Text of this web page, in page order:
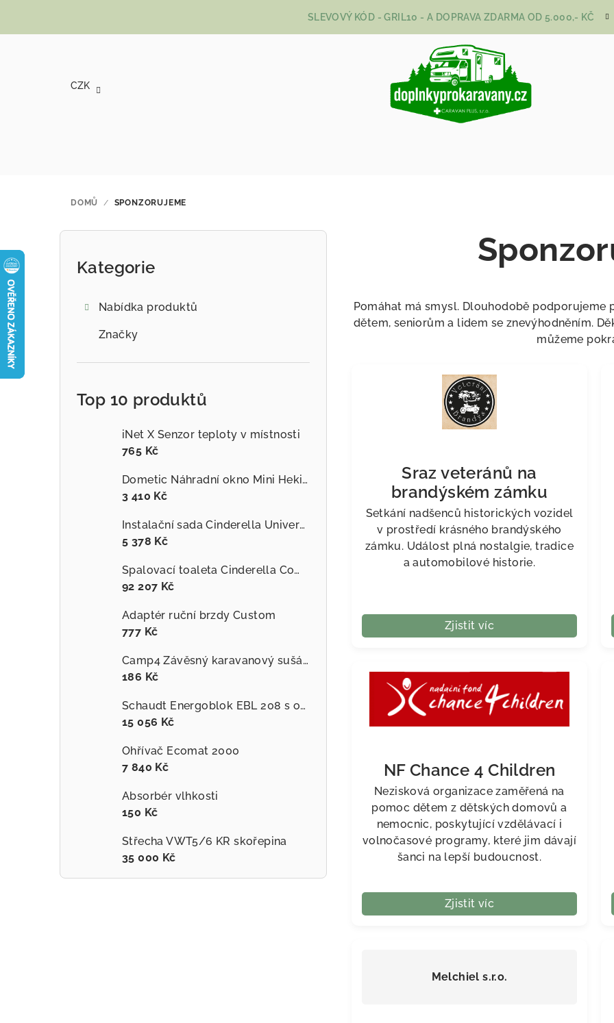
SLEVOVÝ KÓD - GRIL10 - A DOPRAVA ZDARMA OD 5.000,- KČ
CZK
DOMŮ / SPONZORUJEME
Postranní panel
Přeskočit kategorie
Kategorie
Nabídka produktů
Značky
Top 10 produktů
iNet X Senzor teploty v místnosti
765 Kč
Dometic Náhradní okno Mini Heki Style
3 410 Kč
Instalační sada Cinderella Universal
5 378 Kč
Spalovací toaleta Cinderella Comfort
92 207 Kč
Adaptér ruční brzdy Custom
777 Kč
Camp4 Závěsný karavanový sušák Gobi
186 Kč
Schaudt Energoblok EBL 208 s ovládacím panelem LT 453
15 056 Kč
Ohřívač Ecomat 2000
7 840 Kč
Absorbér vlhkosti
150 Kč
Střecha VWT5/6 KR skořepina
35 000 Kč
Pomáhat má smysl. Dlouhodobě
dětem, seniorům a lidem se znevýhodněním.
můžeme
Sraz veteránů na
brandýském zámku
Setkání nadšenců historických vozidel
v prostředí krásného brandýského
zámku. Událost plná nostalgie, tradice
a automobilové historie.
Zjistit víc
NF Chance 4 Children
Nezisková organizace zaměřená na
pomoc dětem z dětských domovů a
nemocnic, poskytující vzdělávací i
volnočasové programy, které jim dávají
šanci na lepší budoucnost.
Zjistit víc
Melchiel s.r.o.